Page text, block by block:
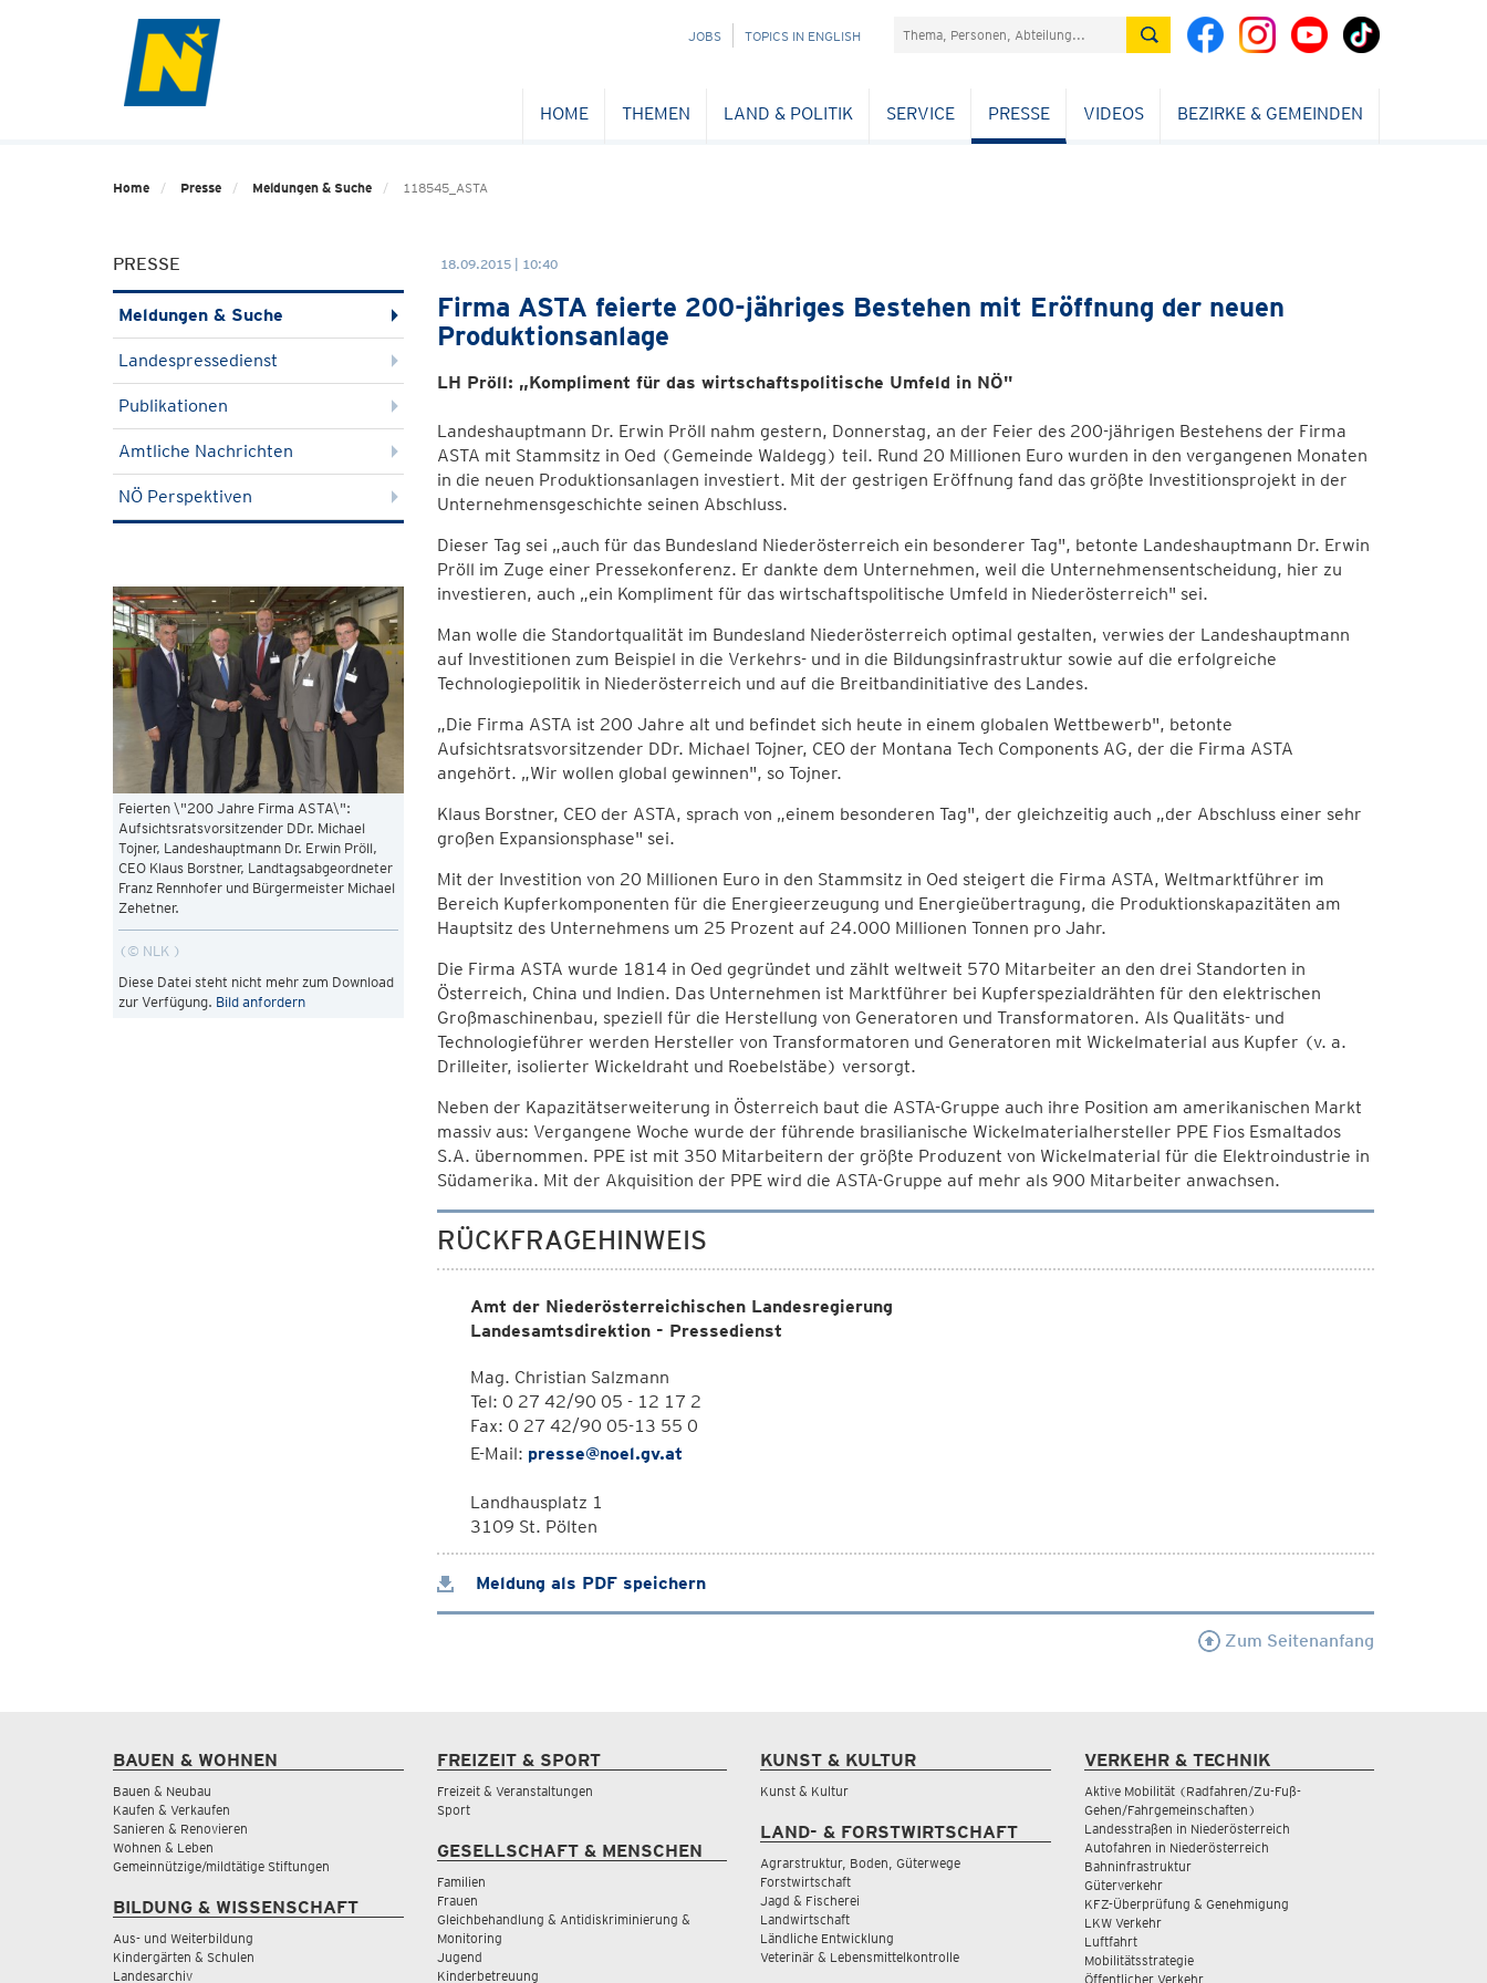
NAVIGATION
JOBS TOPICS IN ENGLISH Suchefeld
HOME THEMEN LAND & POLITIK SERVICE PRESSE VIDEOS BEZIRKE & GEMEINDEN
Home Presse Meldungen & Suche 118545_ASTA
PRESSE
Meldungen & Suche
Landespressedienst
Publikationen
Amtliche Nachrichten
NÖ Perspektiven
Feierten \"200 Jahre Firma ASTA\":
Aufsichtsratsvorsitzender DDr. Michael
Tojner, Landeshauptmann Dr. Erwin Pröll,
CEO Klaus Borstner, Landtagsabgeordneter
Franz Rennhofer und Bürgermeister Michael
Zehetner.
© NLK
Diese Datei steht nicht mehr zum Download
zur Verfügung. Bild anfordern
18.09.2015 | 10:40
Firma ASTA feierte 200-jähriges Bestehen mit Eröffnung der neuen
Produktionsanlage
LH Pröll: „Kompliment für das wirtschaftspolitische Umfeld in NÖ"
Landeshauptmann Dr. Erwin Pröll nahm gestern, Donnerstag, an der Feier des 200-jährigen Bestehens der Firma
ASTA mit Stammsitz in Oed (Gemeinde Waldegg) teil. Rund 20 Millionen Euro wurden in den vergangenen Monaten
in die neuen Produktionsanlagen investiert. Mit der gestrigen Eröffnung fand das größte Investitionsprojekt in der
Unternehmensgeschichte seinen Abschluss.
Dieser Tag sei „auch für das Bundesland Niederösterreich ein besonderer Tag", betonte Landeshauptmann Dr. Erwin
Pröll im Zuge einer Pressekonferenz. Er dankte dem Unternehmen, weil die Unternehmensentscheidung, hier zu
investieren, auch „ein Kompliment für das wirtschaftspolitische Umfeld in Niederösterreich" sei.
Man wolle die Standortqualität im Bundesland Niederösterreich optimal gestalten, verwies der Landeshauptmann
auf Investitionen zum Beispiel in die Verkehrs- und in die Bildungsinfrastruktur sowie auf die erfolgreiche
Technologiepolitik in Niederösterreich und auf die Breitbandinitiative des Landes.
„Die Firma ASTA ist 200 Jahre alt und befindet sich heute in einem globalen Wettbewerb", betonte
Aufsichtsratsvorsitzender DDr. Michael Tojner, CEO der Montana Tech Components AG, der die Firma ASTA
angehört. „Wir wollen global gewinnen", so Tojner.
Klaus Borstner, CEO der ASTA, sprach von „einem besonderen Tag", der gleichzeitig auch „der Abschluss einer sehr
großen Expansionsphase" sei.
Mit der Investition von 20 Millionen Euro in den Stammsitz in Oed steigert die Firma ASTA, Weltmarktführer im
Bereich Kupferkomponenten für die Energieerzeugung und Energieübertragung, die Produktionskapazitäten am
Hauptsitz des Unternehmens um 25 Prozent auf 24.000 Millionen Tonnen pro Jahr.
Die Firma ASTA wurde 1814 in Oed gegründet und zählt weltweit 570 Mitarbeiter an den drei Standorten in
Österreich, China und Indien. Das Unternehmen ist Marktführer bei Kupferspezialdrähten für den elektrischen
Großmaschinenbau, speziell für die Herstellung von Generatoren und Transformatoren. Als Qualitäts- und
Technologieführer werden Hersteller von Transformatoren und Generatoren mit Wickelmaterial aus Kupfer (v. a.
Drilleiter, isolierter Wickeldraht und Roebelstäbe) versorgt.
Neben der Kapazitätserweiterung in Österreich baut die ASTA-Gruppe auch ihre Position am amerikanischen Markt
massiv aus: Vergangene Woche wurde der führende brasilianische Wickelmaterialhersteller PPE Fios Esmaltados
S.A. übernommen. PPE ist mit 350 Mitarbeitern der größte Produzent von Wickelmaterial für die Elektroindustrie in
Südamerika. Mit der Akquisition der PPE wird die ASTA-Gruppe auf mehr als 900 Mitarbeiter anwachsen.
RÜCKFRAGEHINWEIS
Amt der Niederösterreichischen Landesregierung
Landesamtsdirektion - Pressedienst
Mag. Christian Salzmann
Tel: 0 27 42/90 05 - 12 17 2
Fax: 0 27 42/90 05-13 55 0
E-Mail: presse@noel.gv.at
Landhausplatz 1
3109 St. Pölten
Meldung als PDF speichern
Zum Seitenanfang
BAUEN & WOHNEN
Bauen & Neubau
Kaufen & Verkaufen
Sanieren & Renovieren
Wohnen & Leben
Gemeinnützige/mildtätige Stiftungen
BILDUNG & WISSENSCHAFT
Aus- und Weiterbildung
Kindergärten & Schulen
Landesarchiv
FREIZEIT & SPORT
Freizeit & Veranstaltungen
Sport
GESELLSCHAFT & MENSCHEN
Familien
Frauen
Gleichbehandlung & Antidiskriminierung &
Monitoring
Jugend
Kinderbetreuung
KUNST & KULTUR
Kunst & Kultur
LAND- & FORSTWIRTSCHAFT
Agrarstruktur, Boden, Güterwege
Forstwirtschaft
Jagd & Fischerei
Landwirtschaft
Ländliche Entwicklung
Veterinär & Lebensmittelkontrolle
VERKEHR & TECHNIK
Aktive Mobilität (Radfahren/Zu-Fuß-
Gehen/Fahrgemeinschaften)
Landesstraßen in Niederösterreich
Autofahren in Niederösterreich
Bahninfrastruktur
Güterverkehr
KFZ-Überprüfung & Genehmigung
LKW Verkehr
Luftfahrt
Mobilitätsstrategie
Öffentlicher Verkehr